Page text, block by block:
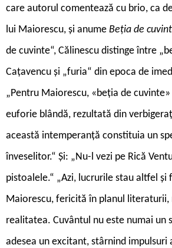
care autorul comentează cu brio, ca
lui Maiorescu, și anume Beția de
de cuvinte“, Călinescu distinge între
Cațavencu și „furia“ din epoca de
„Pentru Maiorescu, «beția de
euforie blândă, rezultată din
această intemperanță constituia un
înveselitor.“ Și: „Nu-l vezi pe Rică
pistoalele.“ „Azi, lucrurile stau altfel și
Maiorescu, fericită în planul
realitatea. Cuvântul nu este numai un
adesea un excitant, stârnind impulsuri